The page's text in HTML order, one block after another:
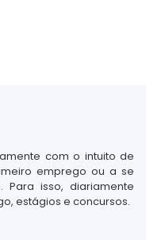
com o intuito de
emprego ou a se
isso, diariamente
estágios e concursos.